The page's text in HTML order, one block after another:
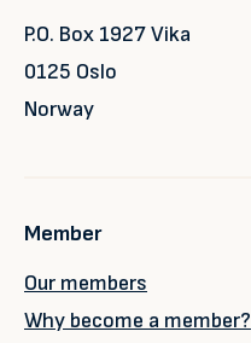
P.O. Box 1927 Vika
0125 Oslo
Norway
Member
Our members
Why become a member?